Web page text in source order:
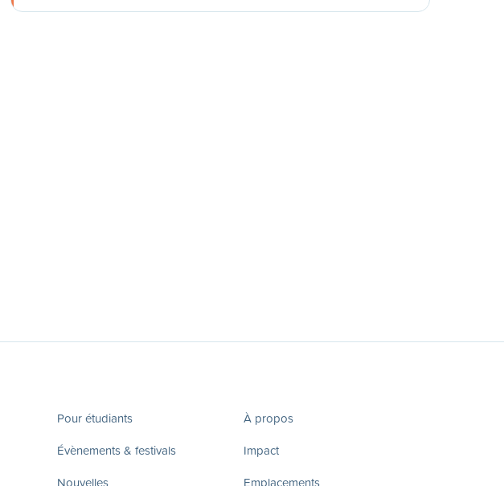
Pour étudiants
Évènements & festivals
Nouvelles
À propos
Impact
Emplacements